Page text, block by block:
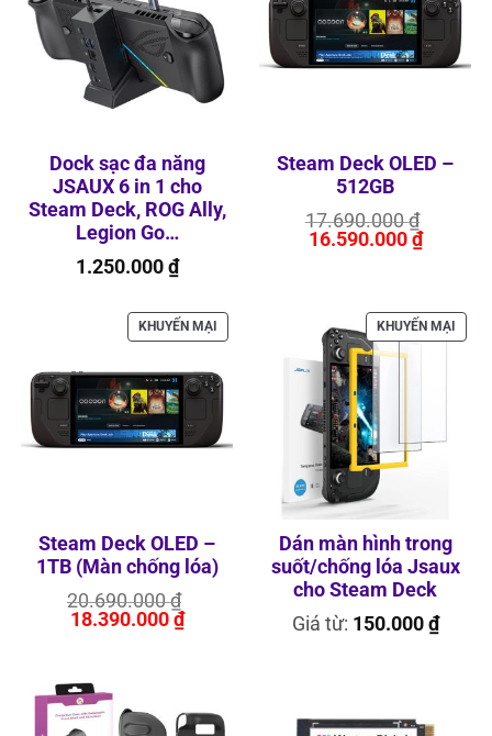
Dock sạc đa năng
JSAUX 6 in 1 cho
Steam Deck, ROG Ally,
Legion Go…
1.250.000 ₫
Steam Deck OLED –
512GB
GIẢM
17.690.000₫
16.590.000 ₫Giá
hiện
Steam Deck OLED –
1TB (Màn chống lóa)
KHUYẾN MẠISẢN
PHẨM
GIẢM
20.690.000₫
18.390.000 ₫Giá
hiện
Dán màn hình trong
suốt/chống lóa Jsaux
cho Steam Deck
KHUYẾN MẠISẢN
PHẨM
Giá từ: 150.000 ₫